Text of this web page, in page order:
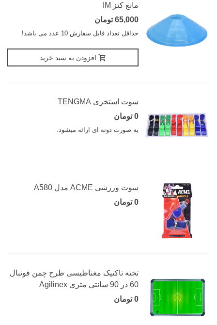
مانع کنز IM
65,000 تومان
حداقل تعداد قابل سفارش 10 عدد می باشد!
افزودن به سبد خرید
سوت استخری TENGMA
0 تومان
به صورت دونه ای ارائه میشود.
سوت ورزشی ACME مدل A580
0 تومان
تخته تاکتیک مغناطیسی طرح چمن فوتبال
60 در 90 سانتی متری Agilinex
0 تومان